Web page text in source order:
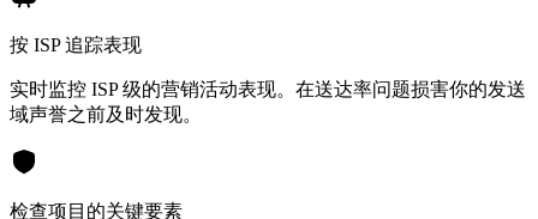
按 ISP 追踪表现
实时监控 ISP 级的营销活动表现。在送达率问题损害你的发送
域声誉之前及时发现。
检查项目的关键要素